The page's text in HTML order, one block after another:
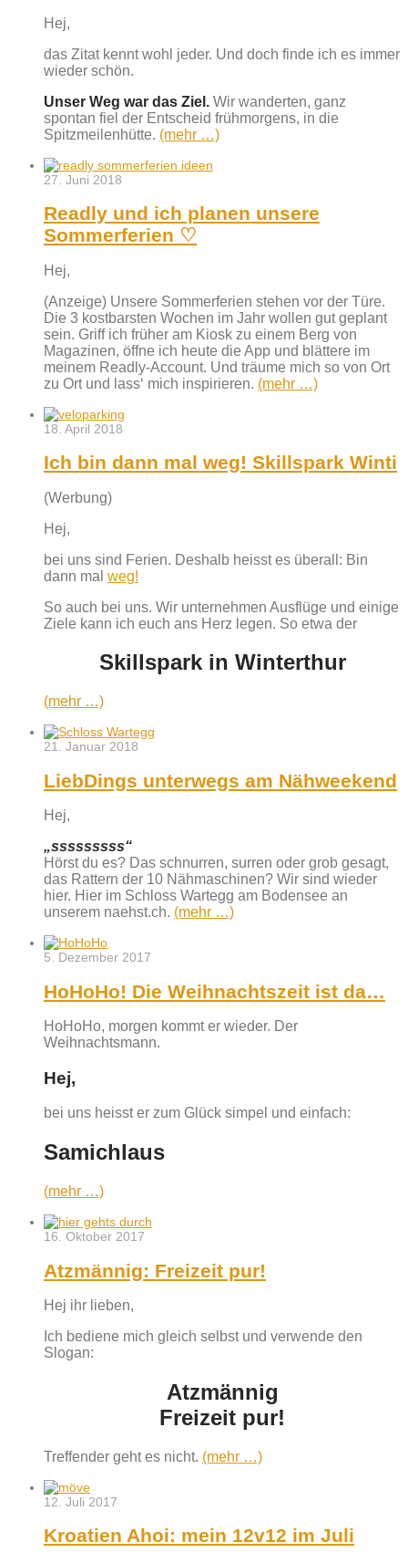
Hej,
das Zitat kennt wohl jeder. Und doch finde ich es immer
wieder schön.
Unser Weg war das Ziel. Wir wanderten, ganz
spontan fiel der Entscheid frühmorgens, in die
Spitzmeilenhütte. (mehr …)
27. Juni 2018
Readly und ich planen unsere
Sommerferien ♡
Hej,
(Anzeige) Unsere Sommerferien stehen vor der Türe.
Die 3 kostbarsten Wochen im Jahr wollen gut geplant
sein. Griff ich früher am Kiosk zu einem Berg von
Magazinen, öffne ich heute die App und blättere im
meinem Readly-Account. Und träume mich so von Ort
zu Ort und lass‘ mich inspirieren. (mehr …)
18. April 2018
Ich bin dann mal weg! Skillspark Winti
(Werbung)
Hej,
bei uns sind Ferien. Deshalb heisst es überall: Bin
dann mal weg!
So auch bei uns. Wir unternehmen Ausflüge und einige
Ziele kann ich euch ans Herz legen. So etwa der
Skillspark in Winterthur
(mehr …)
21. Januar 2018
LiebDings unterwegs am Nähweekend
Hej,
„sssssssss“
Hörst du es? Das schnurren, surren oder grob gesagt,
das Rattern der 10 Nähmaschinen? Wir sind wieder
hier. Hier im Schloss Wartegg am Bodensee an
unserem naehst.ch. (mehr …)
5. Dezember 2017
HoHoHo! Die Weihnachtszeit ist da…
HoHoHo, morgen kommt er wieder. Der
Weihnachtsmann.
Hej,
bei uns heisst er zum Glück simpel und einfach:
Samichlaus
(mehr …)
16. Oktober 2017
Atzmännig: Freizeit pur!
Hej ihr lieben,
Ich bediene mich gleich selbst und verwende den
Slogan:
Atzmännig
Freizeit pur!
Treffender geht es nicht. (mehr …)
12. Juli 2017
Kroatien Ahoi: mein 12v12 im Juli